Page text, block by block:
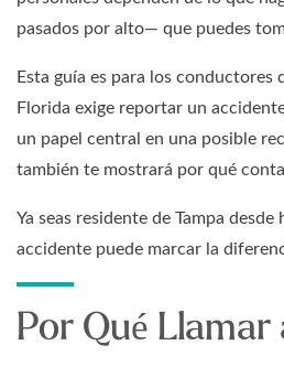
pasados por alto— que puedes
Esta guía es para los conductores
Florida exige reportar un
un papel central en una posible
también te mostrará por qué
Ya seas residente de Tampa
accidente puede marcar la
Por Qué